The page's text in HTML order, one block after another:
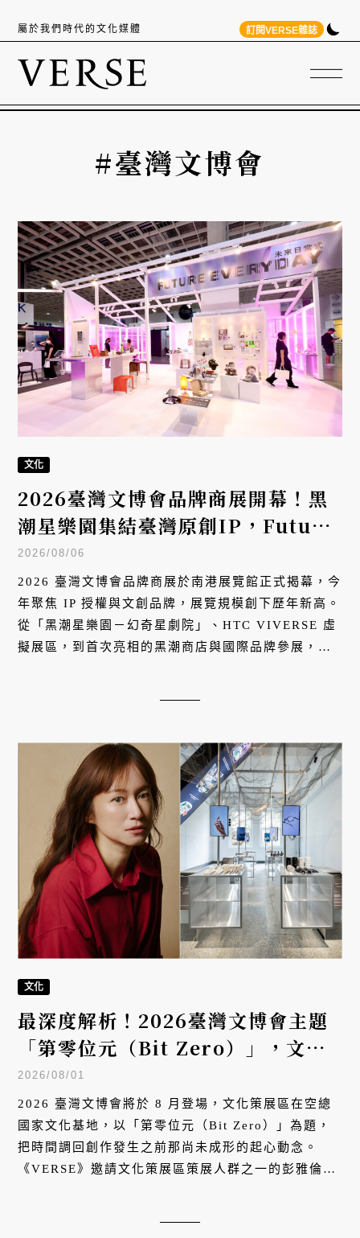
屬於我們時代的文化媒體 訂閱VERSE雜誌
#臺灣文博會
文化
2026臺灣文博會品牌商展開幕！黑
潮星樂園集結臺灣原創IP，Future
Everyday打造生活策展
2026/08/06
2026 臺灣文博會品牌商展於南港展覽館正式揭幕，今
年聚焦 IP 授權與文創品牌，展覽規模創下歷年新高。
從「黑潮星樂園－幻奇星劇院」、HTC VIVERSE 虛
擬展區，到首次亮相的黑潮商店與國際品牌參展，本
文化
最深度解析！2026臺灣文博會主題
「第零位元（Bit Zero）」，文化
IP策展人彭雅倫親自介紹五大展區
2026/08/01
2026 臺灣文博會將於 8 月登場，文化策展區在空總
國家文化基地，以「第零位元（Bit Zero）」為題，
把時間調回創作發生之前那尚未成形的起心動念。
《VERSE》邀請文化策展區策展人群之一的彭雅倫解